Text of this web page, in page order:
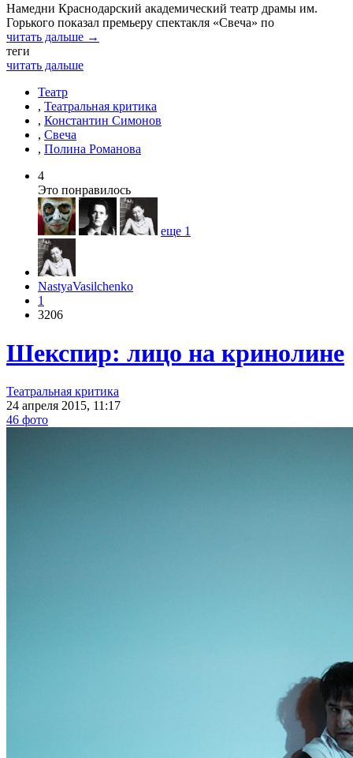
Намедни Краснодарский академический театр драмы им.
Горького показал премьеру спектакля «Свеча» по
читать дальше →
теги
читать дальше
Театр
, Театральная критика
, Константин Симонов
, Свеча
, Полина Романова
4
Это понравилось
еще 1
NastyaVasilchenko
1
3206
Шекспир: лицо на кринолине
Театральная критика
24 апреля 2015, 11:17
46 фото